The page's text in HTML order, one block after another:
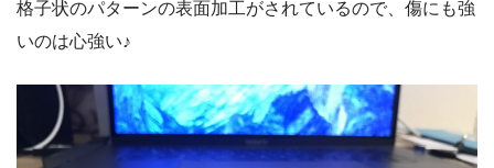
格子状のパターンの表面加工がされているので、傷にも強
いのは心強い♪